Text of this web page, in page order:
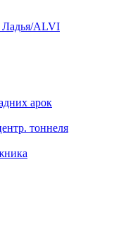
Ладья/ALVI
арок
тоннеля